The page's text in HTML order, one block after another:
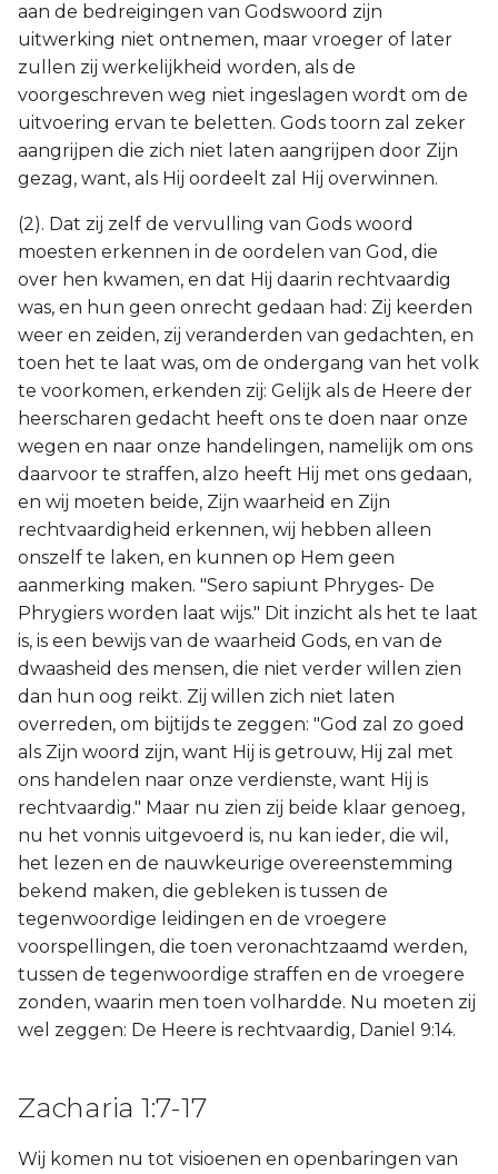
aan de bedreigingen van Godswoord zijn
uitwerking niet ontnemen, maar vroeger of later
zullen zij werkelijkheid worden, als de
voorgeschreven weg niet ingeslagen wordt om de
uitvoering ervan te beletten. Gods toorn zal zeker
aangrijpen die zich niet laten aangrijpen door Zijn
gezag, want, als Hij oordeelt zal Hij overwinnen.
(2). Dat zij zelf de vervulling van Gods woord
moesten erkennen in de oordelen van God, die
over hen kwamen, en dat Hij daarin rechtvaardig
was, en hun geen onrecht gedaan had: Zij keerden
weer en zeiden, zij veranderden van gedachten, en
toen het te laat was, om de ondergang van het volk
te voorkomen, erkenden zij: Gelijk als de Heere der
heerscharen gedacht heeft ons te doen naar onze
wegen en naar onze handelingen, namelijk om ons
daarvoor te straffen, alzo heeft Hij met ons gedaan,
en wij moeten beide, Zijn waarheid en Zijn
rechtvaardigheid erkennen, wij hebben alleen
onszelf te laken, en kunnen op Hem geen
aanmerking maken. "Sero sapiunt Phryges- De
Phrygiers worden laat wijs." Dit inzicht als het te laat
is, is een bewijs van de waarheid Gods, en van de
dwaasheid des mensen, die niet verder willen zien
dan hun oog reikt. Zij willen zich niet laten
overreden, om bijtijds te zeggen: "God zal zo goed
als Zijn woord zijn, want Hij is getrouw, Hij zal met
ons handelen naar onze verdienste, want Hij is
rechtvaardig." Maar nu zien zij beide klaar genoeg,
nu het vonnis uitgevoerd is, nu kan ieder, die wil,
het lezen en de nauwkeurige overeenstemming
bekend maken, die gebleken is tussen de
tegenwoordige leidingen en de vroegere
voorspellingen, die toen veronachtzaamd werden,
tussen de tegenwoordige straffen en de vroegere
zonden, waarin men toen volhardde. Nu moeten zij
wel zeggen: De Heere is rechtvaardig, Daniel 9:14.
Zacharia 1:7-17
Wij komen nu tot visioenen en openbaringen van